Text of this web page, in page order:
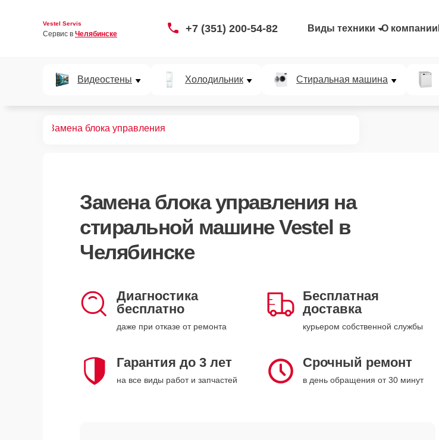
Vestel Servis
Сервис в Челябинске +7 (351) 200-54-82 Виды техники О компании
Видеостены Холодильник Стиральная машина
Замена блока управления
Замена блока управления на
стиральной машине Vestel в
Челябинске
Диагностика
бесплатно
даже при отказе от ремонта
Бесплатная
доставка
курьером собственной службы
Гарантия до 3 лет
на все виды работ и запчастей
Срочный ремонт
в день обращения от 30 минут